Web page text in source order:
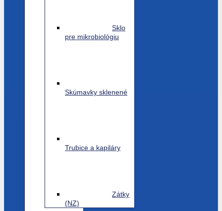
Sklo
pre mikrobiológiu
Skúmavky sklenené
Trubice a kapiláry
Zátky
(NZ)